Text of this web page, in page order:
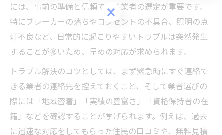
には、事前の準備と信頼できる業者の選定が重要です。
特にブレーカーの落ちやコンセントの不具合、照明の点
灯不良など、日常的に起こりやすいトラブルは突然発生
することが多いため、早めの対応が求められます。
トラブル解決のコツとしては、まず緊急時にすぐ連絡で
きる業者の連絡先を控えておくこと、そして業者選びの
際には「地域密着」「実績の豊富さ」「資格保持者の在
籍」などを確認することが挙げられます。例えば、過去
に迅速な対応をしてもらった住民の口コミや、無料見積
お問い合わせはこちら